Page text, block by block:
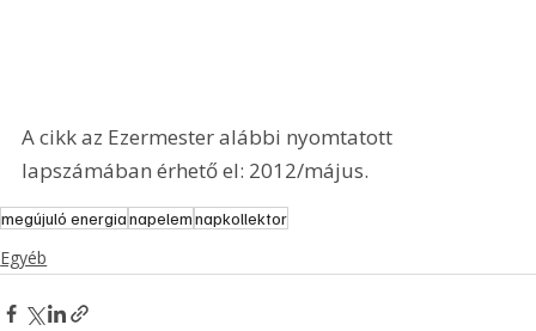
A cikk az Ezermester alábbi nyomtatott
lapszámában érhető el: 2012/május.
megújuló energianapelemnapkollektor
Egyéb